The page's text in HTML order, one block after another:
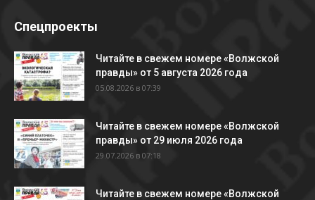
Спецпроекты
Читайте в свежем номере «Волжской
правды» от 5 августа 2026 года
05.08.2026 в 07:39
Читайте в свежем номере «Волжской
правды» от 29 июля 2026 года
29.07.2026 в 07:18
Читайте в свежем номере «Волжской